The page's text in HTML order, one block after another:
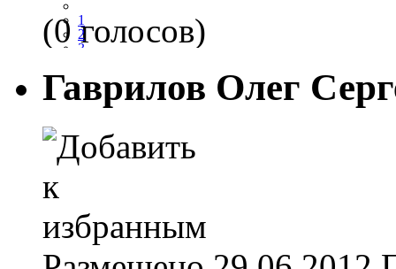
1
2
3
(0 голосов)
Гаврилов Олег